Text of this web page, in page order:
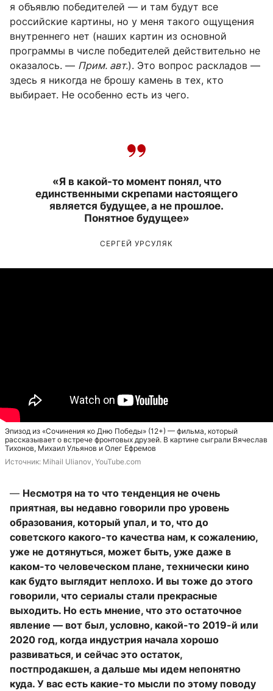
я объявлю победителей — и там будут все
российские картины, но у меня такого ощущения
внутреннего нет (наших картин из основной
программы в числе победителей действительно не
оказалось. — Прим. авт.). Это вопрос раскладов —
здесь я никогда не брошу камень в тех, кто
выбирает. Не особенно есть из чего.
«Я в какой-то момент понял, что
единственными скрепами настоящего
является будущее, а не прошлое.
Понятное будущее»
СЕРГЕЙ УРСУЛЯК
Эпизод из «Сочинения ко Дню Победы» (12+) — фильма, который
рассказывает о встрече фронтовых друзей. В картине сыграли Вячеслав
Тихонов, Михаил Ульянов и Олег Ефремов
Источник: Mihail Ulianov, YouTube.com
— Несмотря на то что тенденция не очень
приятная, вы недавно говорили про уровень
образования, который упал, и то, что до
советского какого-то качества нам, к сожалению,
уже не дотянуться, может быть, уже даже в
каком-то человеческом плане, технически кино
как будто выглядит неплохо. И вы тоже до этого
говорили, что сериалы стали прекрасные
выходить. Но есть мнение, что это остаточное
явление — вот был, условно, какой-то 2019-й или
2020 год, когда индустрия начала хорошо
развиваться, и сейчас это остаток,
постпродакшен, а дальше мы идем непонятно
куда. У вас есть какие-то мысли по этому поводу